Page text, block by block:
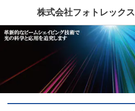
株式会社フォトレックス